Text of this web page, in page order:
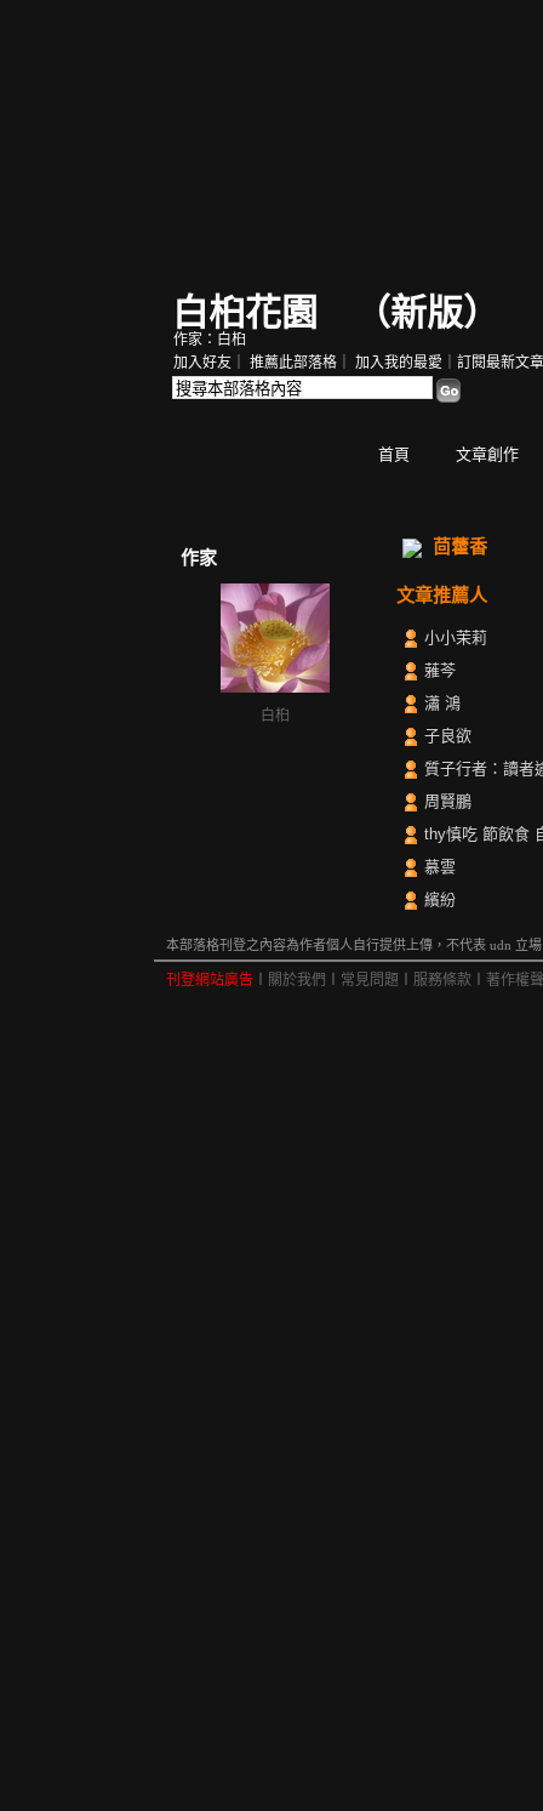
白桕花園 （新版）
首頁 文章創作
加入好友 推薦此部落格 加入我的最愛 訂閱最新文章
作家：白桕
作家
白桕
茴藿香
文章推薦人
小小茉莉
蕥芩
瀟 鴻
子良欲
質子行者：讀者
周賢鵬
thy慎吃 節飲食
慕雲
繽紛
本部落格刊登之內容為作者個人自行提供上傳，不代表 udn 立
刊登網站廣告 關於我們 常見問題 服務條款 著作權